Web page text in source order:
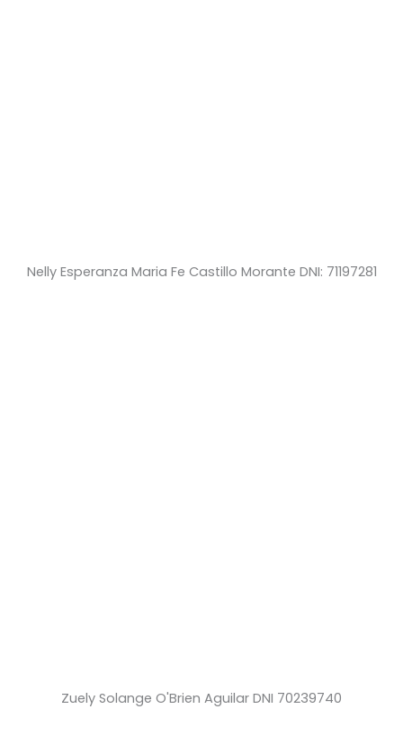
Nelly Esperanza Maria Fe Castillo Morante DNI: 71197281
Zuely Solange O'Brien Aguilar DNI 70239740